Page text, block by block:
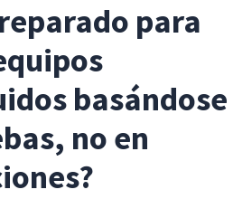
para
basándose
no en